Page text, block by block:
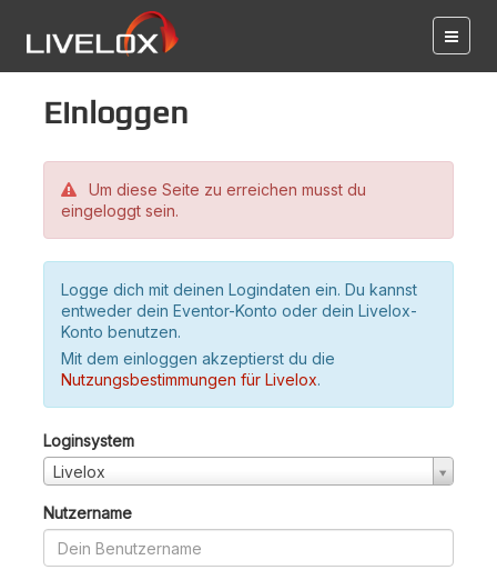
Einloggen
Um diese Seite zu erreichen musst du
eingeloggt sein.
Logge dich mit deinen Logindaten ein. Du kannst
entweder dein Eventor-Konto oder dein Livelox-
Konto benutzen.
Mit dem einloggen akzeptierst du die
Nutzungsbestimmungen für Livelox.
Loginsystem
Livelox
Nutzername